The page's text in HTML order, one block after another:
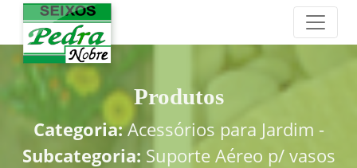
Produtos
Categoria:Acessórios para Jardim -
Subcategoria: Suporte Aéreo p/ vasos